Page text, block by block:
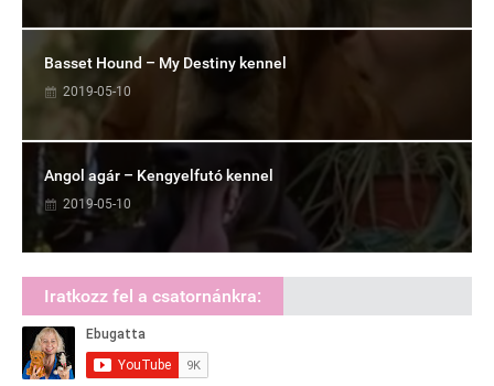
Basset Hound – My Destiny kennel
2019-05-10
Angol agár – Kengyelfutó kennel
2019-05-10
Iratkozz fel a csatornánkra: